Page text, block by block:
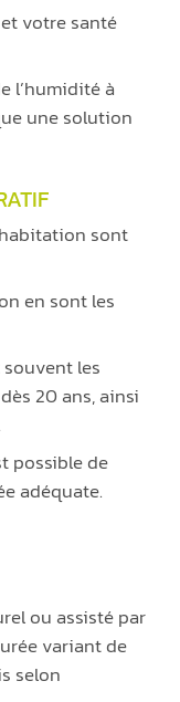
votre santé
l’humidité à
une solution
sont
en sont les
les
20 ans, ainsi
possible de
adéquate.
ou assisté par
variant de
selon